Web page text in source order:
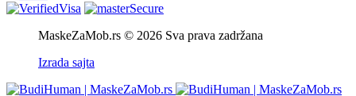
MaskeZaMob.rs © 2026 Sva prava zadržana
Izrada sajta